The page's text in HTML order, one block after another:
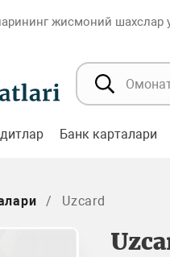
жисмоний шахслар
Банк карталари
Uzcard